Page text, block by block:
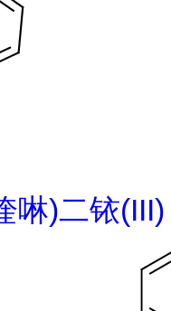
啉)二铱(III)